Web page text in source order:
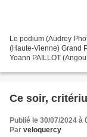
Le podium (Audrey Photos) Lundi 29 juillet 2024 Oradour-sur-Vayres
(Haute-Vienne) Grand
Yoann PAILLOT
Publié le 30/07/2024 à
Par veloquercy